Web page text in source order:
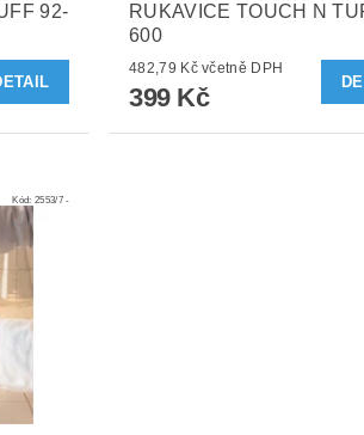
92-
RUKAVICE TOUCH N
600
482,79 Kč včetně DPH
399 Kč
Kód: 2553/7 -